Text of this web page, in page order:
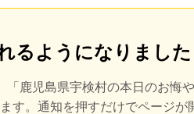
るようになりました
「鹿児島県宇検村の本日のお悔
す。通知を押すだけでページが